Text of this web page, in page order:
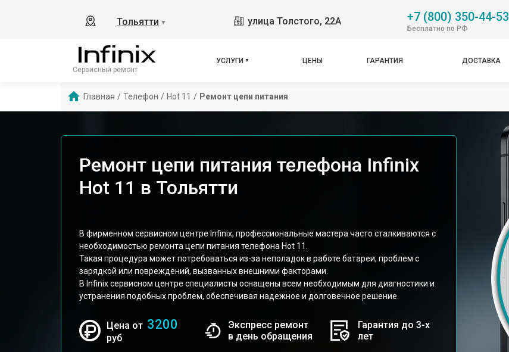
Тольятти ▼ улица Толстого, 22А +7 (800) 350-44-53
Бесплатно по РФ
Сервисный ремонт
УСЛУГИ ЦЕНЫ ГАРАНТИЯ ДОСТАВКА
Главная / Телефон / Hot 11 / Ремонт цепи питания
Ремонт цепи питания телефона Infinix
Hot 11 в Тольятти
В фирменном сервисном центре Infinix, профессиональные мастера часто сталкиваются с
необходимостью ремонта цепи питания телефона Hot 11.
Такая процедура может потребоваться из-за неполадок в работе батареи, проблем с
зарядкой или повреждений, вызванных внешними факторами.
В Infinix сервисном центре специалисты оснащены всем необходимым для диагностики и
устранения подобных проблем, обеспечивая надежное и долговечное решение.
Цена от 3200
руб
Экспресс ремонт
в день обращения
Гарантия до 3-х
лет